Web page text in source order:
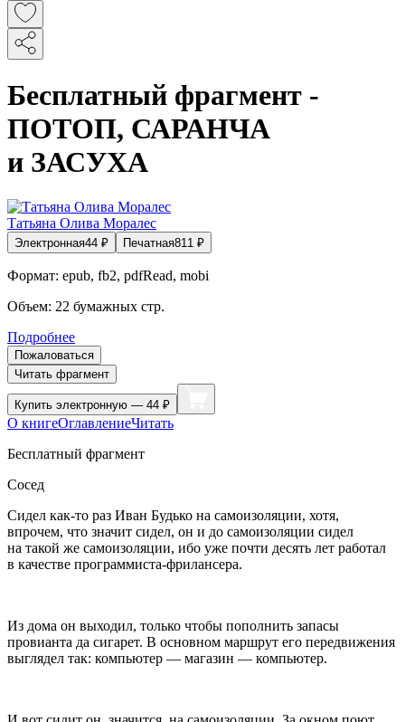
Бесплатный фрагмент -
ПОТОП, САРАНЧА
и ЗАСУХА
Татьяна Олива Моралес
Электронная44 ₽ Печатная811 ₽
Формат: epub, fb2, pdfRead, mobi
Объем: 22 бумажных стр.
Подробнее
Пожаловаться
Читать фрагмент
Купить электронную — 44 ₽
О книгеОглавлениеЧитать
Бесплатный фрагмент
Сосед
Сидел как-то раз Иван Будько на самоизоляции, хотя,
впрочем, что значит сидел, он и до самоизоляции сидел
на такой же самоизоляции, ибо уже почти десять лет работал
в качестве программиста-фрилансера.
Из дома он выходил, только чтобы пополнить запасы
провианта да сигарет. В основном маршрут его передвижения
выглядел так: компьютер — магазин — компьютер.